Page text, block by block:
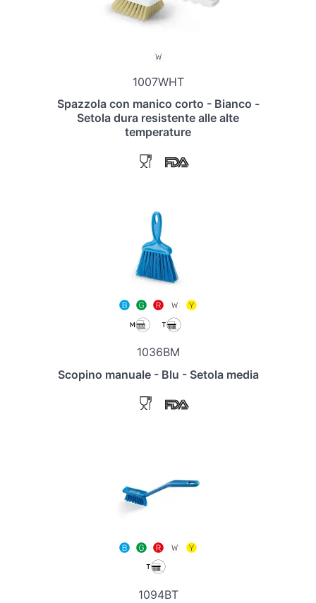
1007WHT
Spazzola con manico corto - Bianco -
Setola dura resistente alle alte
temperature
1036BM
Scopino manuale - Blu - Setola media
1094BT